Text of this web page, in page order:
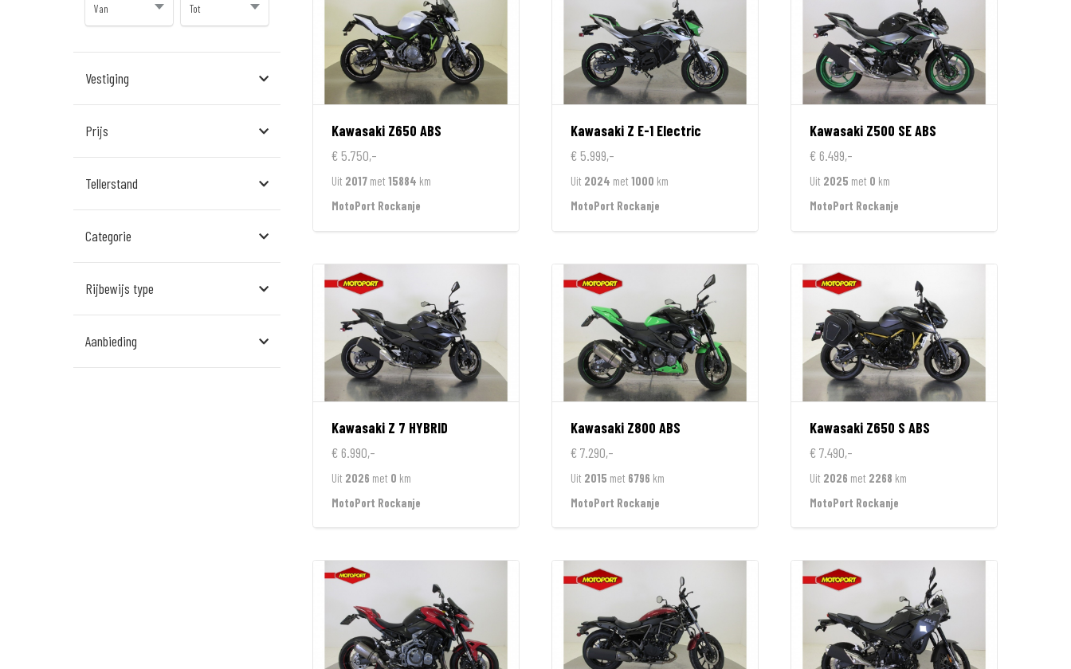
Vestiging
Den Bosch
Hillegom
Leek
Leeuwarden
Prijs
Tellerstand
Categorie
Rijbewijs type
Aanbieding
Kawasaki Z650 ABS
€ 5.750,-
Uit 2017met 15884 km
MotoPort Rockanje
Kawasaki Z E-1 Electric
€ 5.999,-
Uit 2024 met 1000 km
MotoPort Rockanje
Kawasaki Z500 SE ABS
€ 6.499,-
Uit 2025 met 0 km
MotoPort Rockanje
Kawasaki Z 7 HYBRID
€ 6.990,-
Uit 2026 met 0 km
MotoPort Rockanje
Kawasaki Z800 ABS
€ 7.290,-
Uit 2015 met 6796 km
MotoPort Rockanje
Kawasaki Z650 S ABS
€ 7.490,-
Uit 2026 met 2268 km
MotoPort Rockanje